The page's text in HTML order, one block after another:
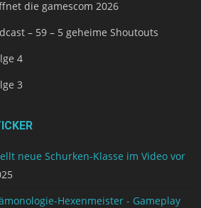
die gamescom 2026
– 59 – 5 geheime Shoutouts
4
3
neue Schurken-Klasse im Video vor
Hexenmeister - Gameplay